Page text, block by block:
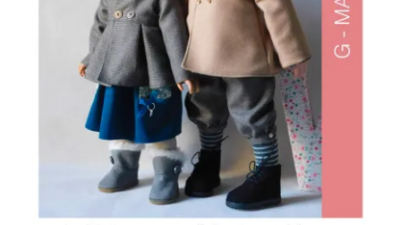
Politique de confidentialité
Politique de cookies (UE)
Validation de la commande